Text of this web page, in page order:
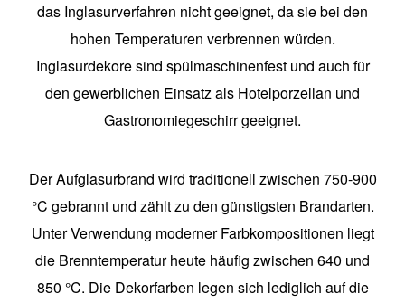
das Inglasurverfahren nicht geeignet, da sie bei den
hohen Temperaturen verbrennen würden.
Inglasurdekore sind spülmaschinenfest und auch für
den gewerblichen Einsatz als Hotelporzellan und
Gastronomiegeschirr geeignet.
Der Aufglasurbrand wird traditionell zwischen 750-900
°C gebrannt und zählt zu den günstigsten Brandarten.
Unter Verwendung moderner Farbkompositionen liegt
die Brenntemperatur heute häufig zwischen 640 und
850 °C. Die Dekorfarben legen sich lediglich auf die